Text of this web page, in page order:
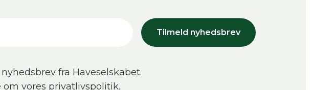
Tilmeld nyhedsbrev
fra Haveselskabet.
vores privatlivspolitik.